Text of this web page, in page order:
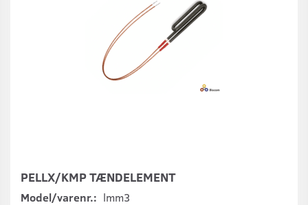
PELLX/KMP TÆNDELEMENT
Model/varenr.: lmm3